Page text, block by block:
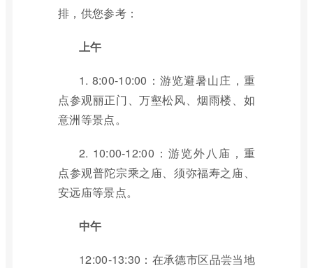
排，供您参考：
上午
1. 8:00-10:00：游览避暑山庄，重
点参观丽正门、万壑松风、烟雨楼、如
意洲等景点。
2. 10:00-12:00：游览外八庙，重
点参观普陀宗乘之庙、须弥福寿之庙、
安远庙等景点。
中午
12:00-13:30：在承德市区品尝当地